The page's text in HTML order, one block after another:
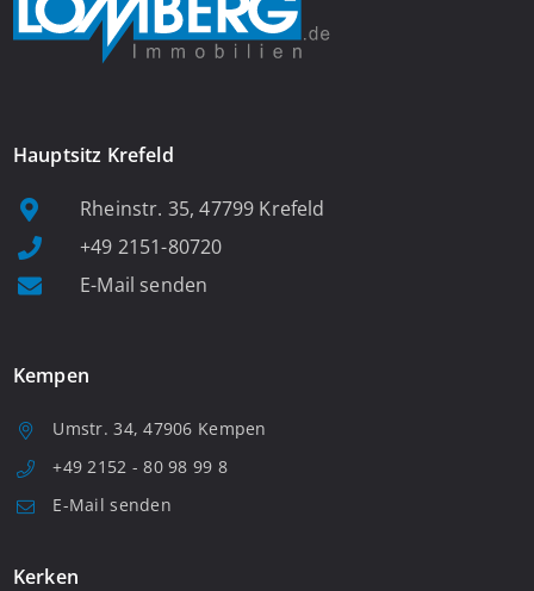
Hauptsitz Krefeld
Rheinstr. 35, 47799 Krefeld
+49 2151-80720
E-Mail senden
Kempen
Umstr. 34, 47906 Kempen
+49 2152 - 80 98 99 8
E-Mail senden
Kerken